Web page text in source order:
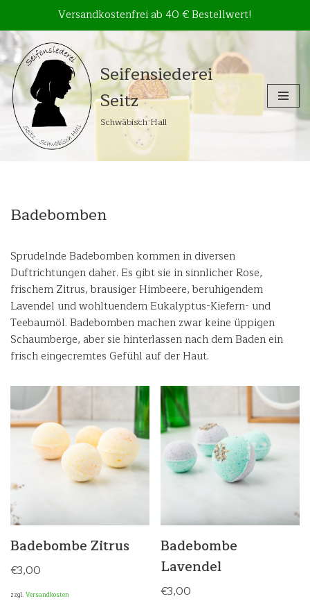
Versandkostenfrei ab 40 € Bestellwert!
Zum
Inhalt
springen
Seifensiederei
Seitz
Schwäbisch Hall
Badebomben
Sprudelnde Badebomben kommen in diversen
Duftrichtungen daher. Es gibt sie in sinnlicher Rose,
frischem Zitrus, brausiger Himbeere, beruhigendem
Lavendel und wohltuendem Eukalyptus-Kiefern- und
Teebaumöl. Badebomben machen zwar keine üppigen
Schaumberge, aber sie hinterlassen nach dem Baden ein
frisch eingecremtes Gefühl auf der Haut.
Badebombe Zitrus
€3,00
zzgl. Versandkosten
Badebombe
Lavendel
€3,00